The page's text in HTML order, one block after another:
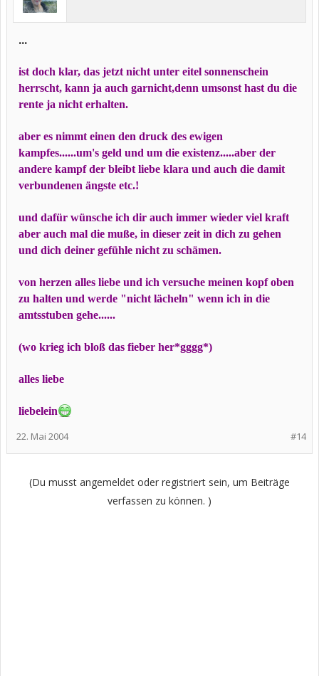
...
ist doch klar, das jetzt nicht unter eitel sonnenschein
herrscht, kann ja auch garnicht,denn umsonst hast du die
rente ja nicht erhalten.
aber es nimmt einen den druck des ewigen
kampfes......um's geld und um die existenz.....aber der
andere kampf der bleibt liebe klara und auch die damit
verbundenen ängste etc.!
und dafür wünsche ich dir auch immer wieder viel kraft
aber auch mal die muße, in dieser zeit in dich zu gehen
und dich deiner gefühle nicht zu schämen.
von herzen alles liebe und ich versuche meinen kopf oben
zu halten und werde "nicht lächeln" wenn ich in die
amtsstuben gehe......
(wo krieg ich bloß das fieber her*gggg*)
alles liebe
liebelein
#14
22. Mai 2004
(Du musst angemeldet oder registriert sein, um Beiträge
verfassen zu können. )